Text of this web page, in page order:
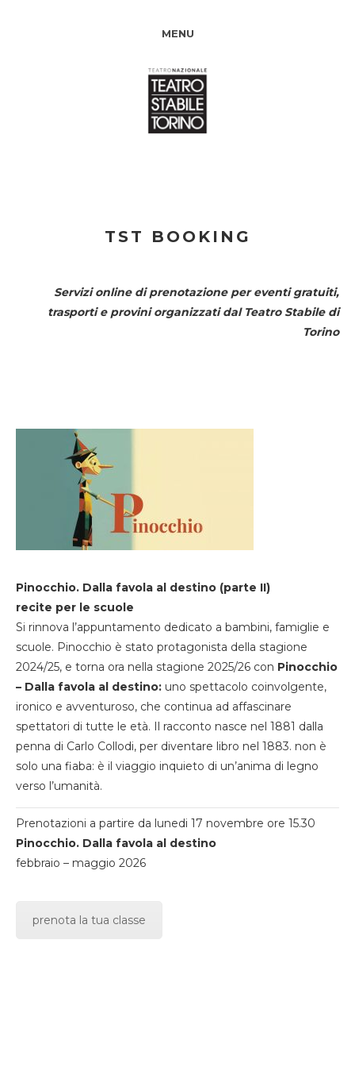
MENU
TST BOOKING
Servizi online di prenotazione per eventi gratuiti,
trasporti e provini organizzati dal Teatro Stabile di
Torino
Pinocchio. Dalla favola al destino (parte II)
recite per le scuole
Si rinnova l’appuntamento dedicato a bambini, famiglie e
scuole. Pinocchio è stato protagonista della stagione
2024/25, e torna ora nella stagione 2025/26 con Pinocchio
– Dalla favola al destino: uno spettacolo coinvolgente,
ironico e avventuroso, che continua ad affascinare
spettatori di tutte le età. Il racconto nasce nel 1881 dalla
penna di Carlo Collodi, per diventare libro nel 1883. non è
solo una fiaba: è il viaggio inquieto di un’anima di legno
verso l’umanità.
Prenotazioni a partire da lunedi 17 novembre ore 15.30
Pinocchio. Dalla favola al destino
febbraio – maggio 2026
prenota la tua classe